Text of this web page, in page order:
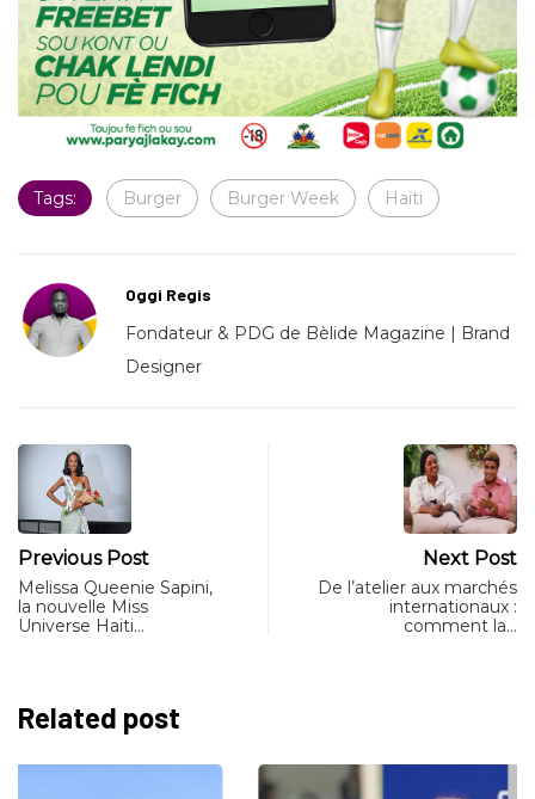
Tags: Burger Burger Week Haïti
Oggi Regis
Fondateur & PDG de Bèlide Magazine | Brand
Designer
Previous Post
Melissa Queenie Sapini,
la nouvelle Miss
Universe Haiti…
Next Post
De l’atelier aux marchés
internationaux :
comment la…
Related post